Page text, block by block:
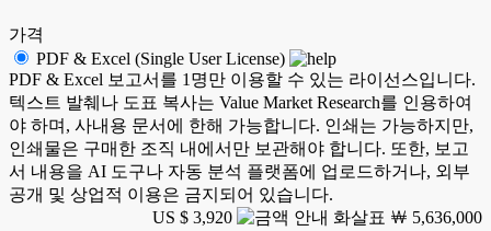
가격
PDF & Excel (Single User License)
PDF & Excel 보고서를 1명만 이용할 수 있는 라이선스입니다.
텍스트 발췌나 도표 복사는 Value Market Research를 인용하여
야 하며, 사내용 문서에 한해 가능합니다. 인쇄는 가능하지만,
인쇄물은 구매한 조직 내에서만 보관해야 합니다. 또한, 보고
서 내용을 AI 도구나 자동 분석 플랫폼에 업로드하거나, 외부
공개 및 상업적 이용은 금지되어 있습니다.
US $ 3,920
￦ 5,636,000